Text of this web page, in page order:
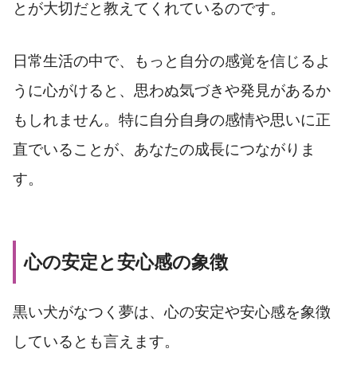
とが大切だと教えてくれているのです。
日常生活の中で、もっと自分の感覚を信じるよ
うに心がけると、思わぬ気づきや発見があるか
もしれません。特に自分自身の感情や思いに正
直でいることが、あなたの成長につながりま
す。
心の安定と安心感の象徴
黒い犬がなつく夢は、心の安定や安心感を象徴
しているとも言えます。